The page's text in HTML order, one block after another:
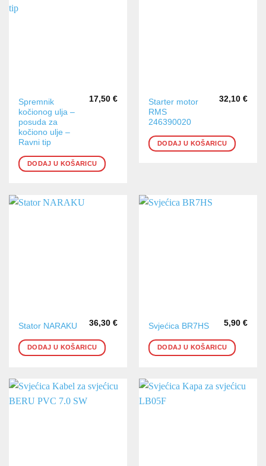
Spremnik
kočionog ulja –
posuda za
kočiono ulje –
Ravni tip
17,50 €
DODAJ U KOŠARICU
Starter motor
RMS
246390020
32,10 €
DODAJ U KOŠARICU
Stator NARAKU 36,30 €
DODAJ U KOŠARICU
Svjećica BR7HS 5,90 €
DODAJ U KOŠARICU